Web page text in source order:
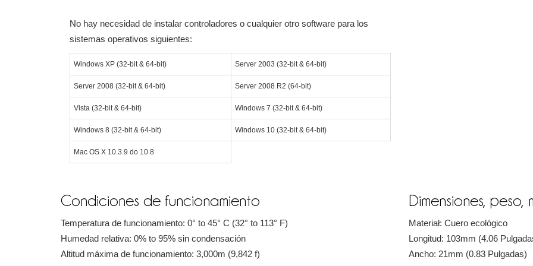
No hay necesidad de instalar controladores o cualquier otro software para los
sistemas operativos siguientes:
Windows XP (32-bit & 64-bit) Server 2003 (32-bit & 64-bit)
Server 2008 (32-bit & 64-bit) Server 2008 R2 (64-bit)
Vista (32-bit & 64-bit) Windows 7 (32-bit & 64-bit)
Windows 8 (32-bit & 64-bit) Windows 10 (32-bit & 64-bit)
Mac OS X 10.3.9 do 10.8
Condiciones de funcionamiento
Temperatura de funcionamiento: 0° to 45° C (32° to 113° F)
Humedad relativa: 0% to 95% sin condensación
Altitud máxima de funcionamiento: 3,000m (9,842 f)
Dimensiones, peso,
Materiał: Сuero ecológico
Longitud: 103mm (4.06
Ancho: 21mm (0.83 Pulgadas)